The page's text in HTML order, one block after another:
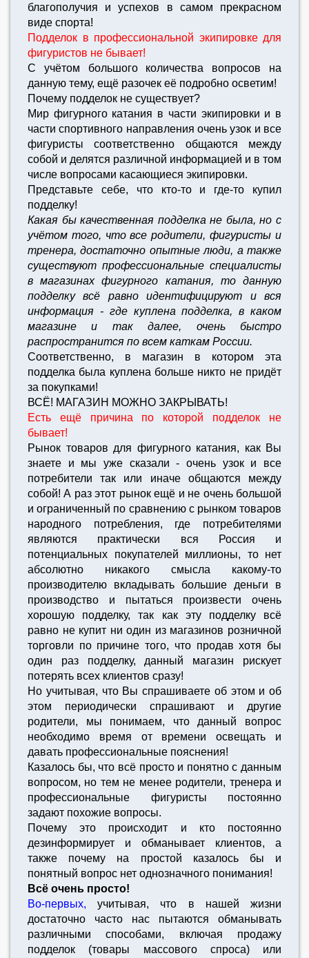
благополучия и успехов в самом прекрасном
виде спорта!
Подделок в профессиональной экипировке для
фигуристов не бывает!
С учётом большого количества вопросов на
данную тему, ещё разочек её подробно осветим!
Почему подделок не существует?
Мир фигурного катания в части экипировки и в
части спортивного направления очень узок и все
фигуристы соответственно общаются между
собой и делятся различной информацией и в том
числе вопросами касающиеся экипировки.
Представьте себе, что кто-то и где-то купил
подделку!
Какая бы качественная подделка не была, но с
учётом того, что все родители, фигуристы и
тренера, достаточно опытные люди, а также
существуют профессиональные специалисты
в магазинах фигурного катания, то данную
подделку всё равно идентифицируют и вся
информация - где куплена подделка, в каком
магазине и так далее, очень быстро
распространится по всем каткам России.
Соответственно, в магазин в котором эта
подделка была куплена больше никто не придёт
за покупками!
ВСЁ! МАГАЗИН МОЖНО ЗАКРЫВАТЬ!
Есть ещё причина по которой подделок не
бывает!
Рынок товаров для фигурного катания, как Вы
знаете и мы уже сказали - очень узок и все
потребители так или иначе общаются между
собой! А раз этот рынок ещё и не очень большой
и ограниченный по сравнению с рынком товаров
народного потребления, где потребителями
являются практически вся Россия и
потенциальных покупателей миллионы, то нет
абсолютно никакого смысла какому-то
производителю вкладывать большие деньги в
производство и пытаться произвести очень
хорошую подделку, так как эту подделку всё
равно не купит ни один из магазинов розничной
торговли по причине того, что продав хотя бы
один раз подделку, данный магазин рискует
потерять всех клиентов сразу!
Но учитывая, что Вы спрашиваете об этом и об
этом периодически спрашивают и другие
родители, мы понимаем, что данный вопрос
необходимо время от времени освещать и
давать профессиональные пояснения!
Казалось бы, что всё просто и понятно с данным
вопросом, но тем не менее родители, тренера и
профессиональные фигуристы постоянно
задают похожие вопросы.
Почему это происходит и кто постоянно
дезинформирует и обманывает клиентов, а
также почему на простой казалось бы и
понятный вопрос нет однозначного понимания!
Всё очень просто!
Во-первых, учитывая, что в нашей жизни
достаточно часто нас пытаются обманывать
различными способами, включая продажу
подделок (товары массового спроса) или